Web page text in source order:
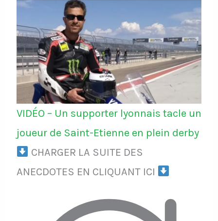
VIDÉO – Un supporter lyonnais tacle un
joueur de Saint-Etienne en plein derby
CHARGER LA SUITE DES
ANECDOTES EN CLIQUANT ICI